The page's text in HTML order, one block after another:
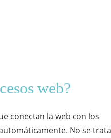
web?
conectan la web con los
No se trata